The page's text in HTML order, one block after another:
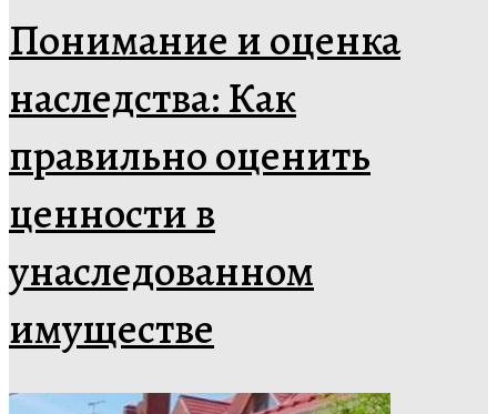
Понимание и оценка
наследства: Как
правильно оценить
ценности в
унаследованном
имуществе